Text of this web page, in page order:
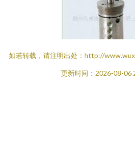
如若转载，请注明出处：http://
更新时间：2026-08-06